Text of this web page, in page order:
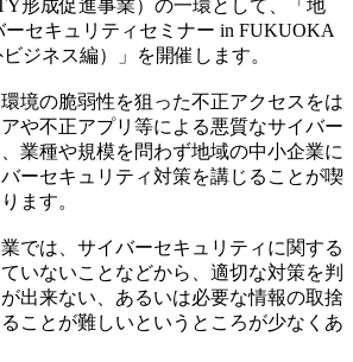
形成促進事業）の一環として、「地
セキュリティセミナー in FUKUOKA
ビジネス編）」を開催します。
境の脆弱性を狙った不正アクセスをは
や不正アプリ等による悪質なサイバー
業種や規模を問わず地域の中小企業に
ーセキュリティ対策を講じることが喫
ます。
では、サイバーセキュリティに関する
いないことなどから、適切な対策を判
出来ない、あるいは必要な情報の取捨
ことが難しいというところが少なくあ